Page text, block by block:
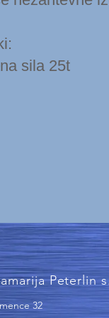
sila 25t
Peterlin
32